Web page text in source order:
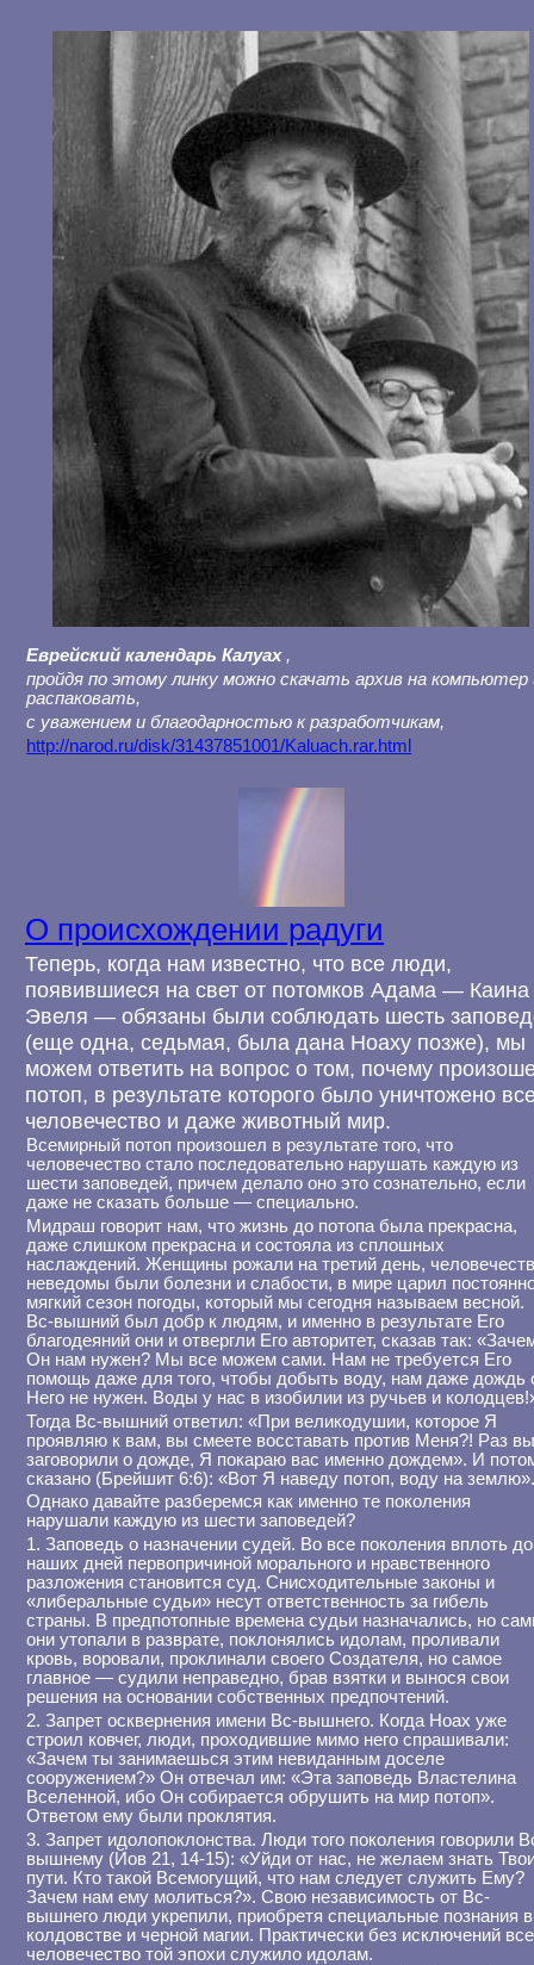
Еврейский календарь Калуах,
пройдя по этому линку можно скачать архив на компьютер
распаковать,
с уважением и благодарностью к разработчикам,
http://narod.ru/disk/31437851001/Kaluach.rar.html
О происхождении радуги
Теперь, когда нам известно, что все люди,
появившиеся на свет от потомков Адама — Каина
Эвеля — обязаны были соблюдать шесть
(еще одна, седьмая, была дана Ноаху позже), мы
можем ответить на вопрос о том, почему
потоп, в результате которого было уничтожено
человечество и даже животный мир.
Всемирный потоп произошел в результате того, что
человечество стало последовательно нарушать каждую из
шести заповедей, причем делало оно это сознательно, если
даже не сказать больше — специально.
Мидраш говорит нам, что жизнь до потопа была прекрасна,
даже слишком прекрасна и состояла из сплошных
наслаждений. Женщины рожали на третий день,
неведомы были болезни и слабости, в мире царил
мягкий сезон погоды, который мы сегодня называем весной.
Вс-вышний был добр к людям, и именно в результате Его
благодеяний они и отвергли Его авторитет, сказав так:
Он нам нужен? Мы все можем сами. Нам не требуется Его
помощь даже для того, чтобы добыть воду, нам даже дождь
Него не нужен. Воды у нас в изобилии из ручьев и
Тогда Вс-вышний ответил: «При великодушии, которое Я
проявляю к вам, вы смеете восставать против Меня?! Раз
заговорили о дожде, Я покараю вас именно дождем». И
сказано (Брейшит 6:6): «Вот Я наведу потоп, воду на
Однако давайте разберемся как именно те поколения
нарушали каждую из шести заповедей?
1. Заповедь о назначении судей. Во все поколения вплоть до
наших дней первопричиной морального и нравственного
разложения становится суд. Снисходительные законы и
«либеральные судьи» несут ответственность за гибель
страны. В предпотопные времена судьи назначались, но
они утопали в разврате, поклонялись идолам, проливали
кровь, воровали, проклинали своего Создателя, но самое
главное — судили неправедно, брав взятки и вынося свои
решения на основании собственных предпочтений.
2. Запрет осквернения имени Вс-вышнего. Когда Ноах уже
строил ковчег, люди, проходившие мимо него спрашивали:
«Зачем ты занимаешься этим невиданным доселе
сооружением?» Он отвечал им: «Эта заповедь Властелина
Вселенной, ибо Он собирается обрушить на мир потоп».
Ответом ему были проклятия.
3. Запрет идолопоклонства. Люди того поколения говорили
вышнему (Йов 21, 14-15): «Уйди от нас, не желаем знать
пути. Кто такой Всемогущий, что нам следует служить Ему?
Зачем нам ему молиться?». Свою независимость от Вс-
вышнего люди укрепили, приобретя специальные познания в
колдовстве и черной магии. Практически без исключений все
человечество той эпохи служило идолам.